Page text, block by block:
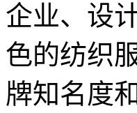
企业、设
色的纺织
牌知名度